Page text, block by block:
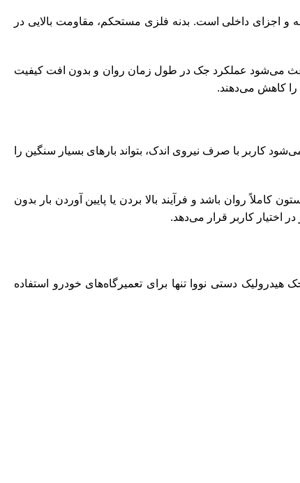
و اجزای داخلی است. بدنه فلزی مستحکم، مقاومت بالایی در
باعث می‌شود عملکرد جک در طول زمان روان و بدون افت کیفیت
را کاهش می‌دهند.
کاربر با صرف نیروی اندک، بتواند بارهای بسیار سنگین را
روان باشد و فرآیند بالا بردن یا پایین آوردن بار بدون
اختیار کاربر قرار می‌دهد.
دستی نووا تنها برای تعمیرگاه‌های خودرو استفاده